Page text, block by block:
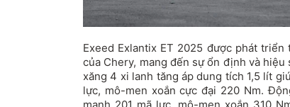
Exeed Exlantix ET 2025 được phát
của Chery, mang đến sự ổn định và
xăng 4 xi lanh tăng áp dung tích 1,5 lít
lực, mô-men xoắn cực đại 220 Nm.